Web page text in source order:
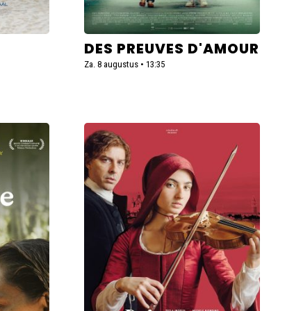
DES PREUVES D'AMOUR
Za. 8 augustus • 13:35
Lees
meer
over
Primavera